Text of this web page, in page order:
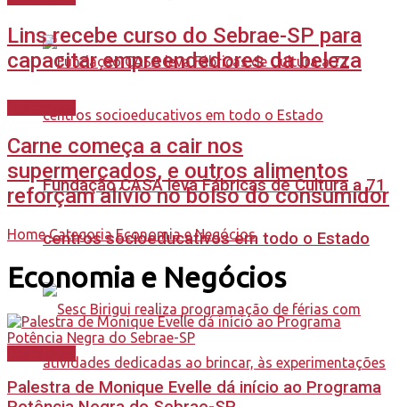
Fundação CASA leva Fábricas de Cultura a 71
centros socioeducativos em todo o Estado
Lins recebe curso do Sebrae-SP para
capacitar empreendedores da beleza
Carne começa a cair nos
supermercados, e outros alimentos
reforçam alívio no bolso do consumidor
Home Categoria Economia e Negócios
Economia e Negócios
Palestra de Monique Evelle dá início ao Programa